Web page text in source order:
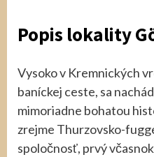
Popis lokality
Vysoko v Kremnických
baníckej ceste, sa
mimoriadne bohatou
zrejme Thurzovsko-
spoločnosť, prvý